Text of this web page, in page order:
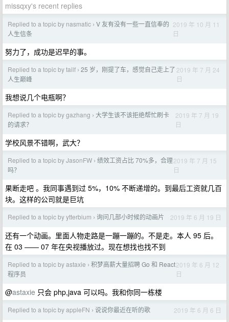
missqxy's recent replies
Replied to a topic by nasmatic › V 友有没有一些一直信奉的
人生信条
2019 年 10 月 11
日
努力了，成功是迟早的事。
Replied to a topic by tailf › 25 岁，刚提了车，感觉自己走上了
人生巅峰
2019 年 7 月 24
日
我想说几个电瓶啊？
Replied to a topic by gazhang › 大学生该不该拒绝帮忙刷卡
的请求？
2019 年 7 月 19
日
学校风景不错啊，武大？
Replied to a topic by JasonFW › 绩效工资占比 70%多，合理
吗？
2019 年 7 月 15
日
果断走吧 。我同事遇到过 5%，10% 不断递增的。到最后工资就几百
块。这样的公司就是巨坑
Replied to a topic by ytterbium › 询问几部小时候的动画片 2019 年 6 月 19 日
还有一个动画。里面人物走路是一蹦一蹦的。不是走。本人 95 后。
在 03 —— 07 年在央视播放过。现在想找也找不到
Replied to a topic by astaxie › 积梦高薪大量招聘 Go 和 React
程序员
2019 年 6 月 12
日
@astaxie 只会 php,java 可以吗。我和你同一栋楼
Replied to a topic by appleFN › 说说你最近在听的歌 2019 年 6 月 6 日